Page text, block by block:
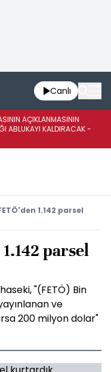
Canlı
AÇIKLANMASININ
ABLUKAYI KALDIRACAK -
1.142 parsel
parsel
"(FETÖ) Bin
ve
200 milyon dolar"